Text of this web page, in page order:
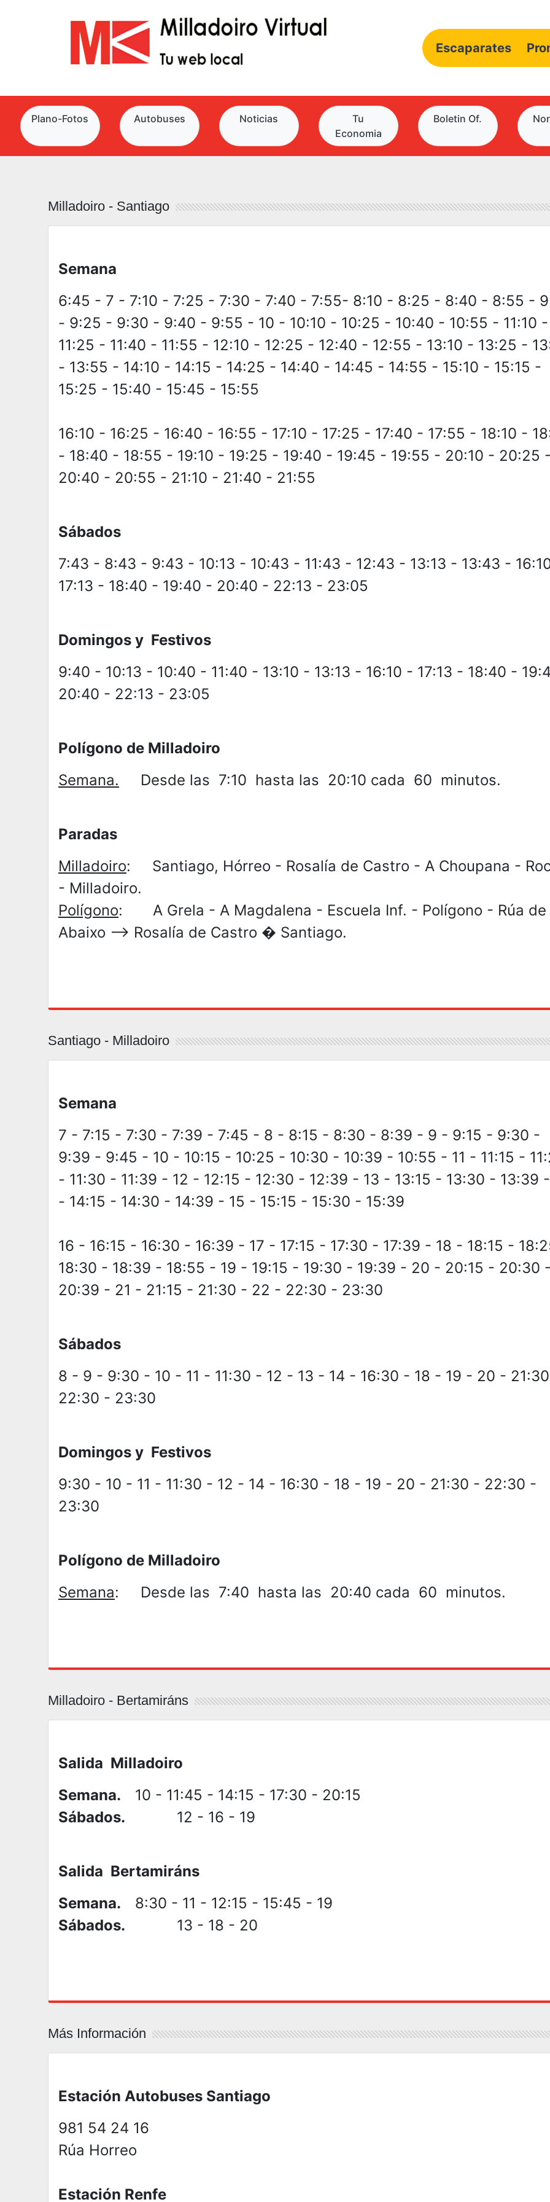
Escaparates
Plano-Fotos Autobuses Noticias
Tu
Economia
Boletin Of.
Milladoiro - Santiago
Semana
6:45 - 7 - 7:10 - 7:25 - 7:30 - 7:40 - 7:55- 8:10 - 8:25 - 8:40 - 8:55 -
- 9:25 - 9:30 - 9:40 - 9:55 - 10 - 10:10 - 10:25 - 10:40 - 10:55 - 11:10 -
11:25 - 11:40 - 11:55 - 12:10 - 12:25 - 12:40 - 12:55 - 13:10 - 13:25 -
- 13:55 - 14:10 - 14:15 - 14:25 - 14:40 - 14:45 - 14:55 - 15:10 - 15:15 -
15:25 - 15:40 - 15:45 - 15:55
16:10 - 16:25 - 16:40 - 16:55 - 17:10 - 17:25 - 17:40 - 17:55 - 18:10 -
- 18:40 - 18:55 - 19:10 - 19:25 - 19:40 - 19:45 - 19:55 - 20:10 - 20:25
20:40 - 20:55 - 21:10 - 21:40 - 21:55
Sábados
7:43 - 8:43 - 9:43 - 10:13 - 10:43 - 11:43 - 12:43 - 13:13 - 13:43 -
17:13 - 18:40 - 19:40 - 20:40 - 22:13 - 23:05
Domingos y Festivos
9:40 - 10:13 - 10:40 - 11:40 - 13:10 - 13:13 - 16:10 - 17:13 - 18:40 -
20:40 - 22:13 - 23:05
Polígono de Milladoiro
Semana. Desde las 7:10 hasta las 20:10 cada 60 minutos.
Paradas
Milladoiro: Santiago, Hórreo - Rosalía de Castro - A Choupana -
- Milladoiro.
Polígono: A Grela - A Magdalena - Escuela Inf. - Polígono - Rúa de
Abaixo --> Rosalía de Castro � Santiago.
Santiago - Milladoiro
Semana
7 - 7:15 - 7:30 - 7:39 - 7:45 - 8 - 8:15 - 8:30 - 8:39 - 9 - 9:15 - 9:30 -
9:39 - 9:45 - 10 - 10:15 - 10:25 - 10:30 - 10:39 - 10:55 - 11 - 11:15 -
- 11:30 - 11:39 - 12 - 12:15 - 12:30 - 12:39 - 13 - 13:15 - 13:30 - 13:39
- 14:15 - 14:30 - 14:39 - 15 - 15:15 - 15:30 - 15:39
16 - 16:15 - 16:30 - 16:39 - 17 - 17:15 - 17:30 - 17:39 - 18 - 18:15 -
18:30 - 18:39 - 18:55 - 19 - 19:15 - 19:30 - 19:39 - 20 - 20:15 - 20:30
20:39 - 21 - 21:15 - 21:30 - 22 - 22:30 - 23:30
Sábados
8 - 9 - 9:30 - 10 - 11 - 11:30 - 12 - 13 - 14 - 16:30 - 18 - 19 - 20 -
22:30 - 23:30
Domingos y Festivos
9:30 - 10 - 11 - 11:30 - 12 - 14 - 16:30 - 18 - 19 - 20 - 21:30 - 22:30 -
23:30
Polígono de Milladoiro
Semana: Desde las 7:40 hasta las 20:40 cada 60 minutos.
Milladoiro - Bertamiráns
Salida Milladoiro
Semana. 10 - 11:45 - 14:15 - 17:30 - 20:15
Sábados.
12 - 16 - 19
Salida Bertamiráns
Semana. 8:30 - 11 - 12:15 - 15:45 - 19
Sábados.
13 - 18 - 20
Más Información
Estación Autobuses Santiago
981 54 24 16
Rúa Horreo
Estación Renfe